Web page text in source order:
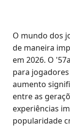
O mundo dos
de maneira
em 2026. O
para
aumento
entre as
experiências
popularidade